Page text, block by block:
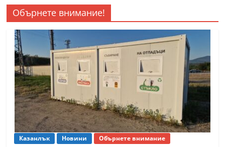
Обърнете внимание!
Казанлък Новини Обърнете внимание